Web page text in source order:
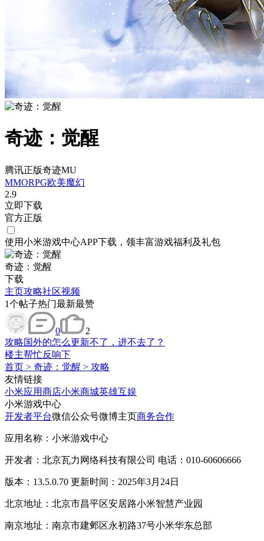
奇迹：觉醒
腾讯正版奇迹MU
MMORPG欧美魔幻
2.9
立即下载
官方正版
使用小米游戏中心APP下载 ，领丰富游戏福利 及礼包
奇迹：觉醒
下载
主页攻略社区视频
1个帖子热门最新最赞
0
2
攻略国外的怎么更新不了，进不去了？
楼主帮忙反响下
首页 > 奇迹：觉醒 > 攻略
友情链接
小米应用商店小米商城英雄互娱
小米游戏中心
开发者平台微信公众号微博主页商务合作
应用名称：小米游戏中心
开发者：北京瓦力网络科技有限公司 电话：010-60606666
版本：13.5.0.70 更新时间：2025年3月24日
北京地址：北京市昌平区安居路小米智慧产业园
南京地址：南京市建邺区永初路37号小米华东总部